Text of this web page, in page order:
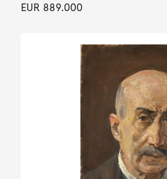
EUR 889.000